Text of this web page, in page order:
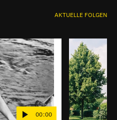
AKTUELLE FOLGEN
00:00